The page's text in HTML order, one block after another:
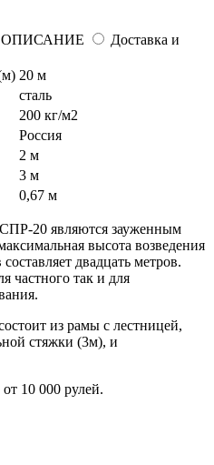
ОПИСАНИЕ
Доставка и
20 м
сталь
200 кг/м2
Россия
2 м
3 м
0,67 м
20 являются зауженным
высота возведения
двадцать метров.
частного так и для
из рамы с лестницей,
стяжки (3м), и
10 000 рулей.